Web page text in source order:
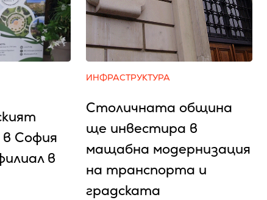
София
в
ИНФРАСТРУКТУРА
Столичната община
ще инвестира в
мащабна модернизация
на транспорта и
градската